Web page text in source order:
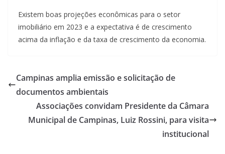
Existem boas projeções econômicas para o setor
imobiliário em 2023 e a expectativa é de crescimento
acima da inflação e da taxa de crescimento da economia.
Campinas amplia emissão e solicitação de
documentos ambientais
Associações convidam Presidente da Câmara
Municipal de Campinas, Luiz Rossini, para visita
institucional